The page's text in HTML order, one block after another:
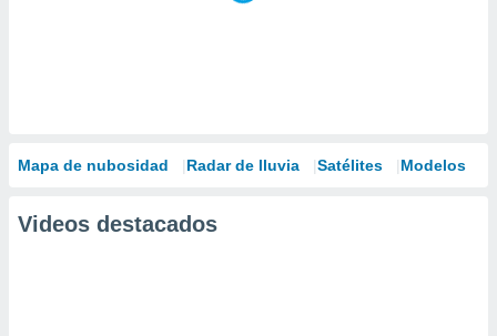
Mapa de nubosidad Radar de lluvia Satélites Modelos
Videos destacados